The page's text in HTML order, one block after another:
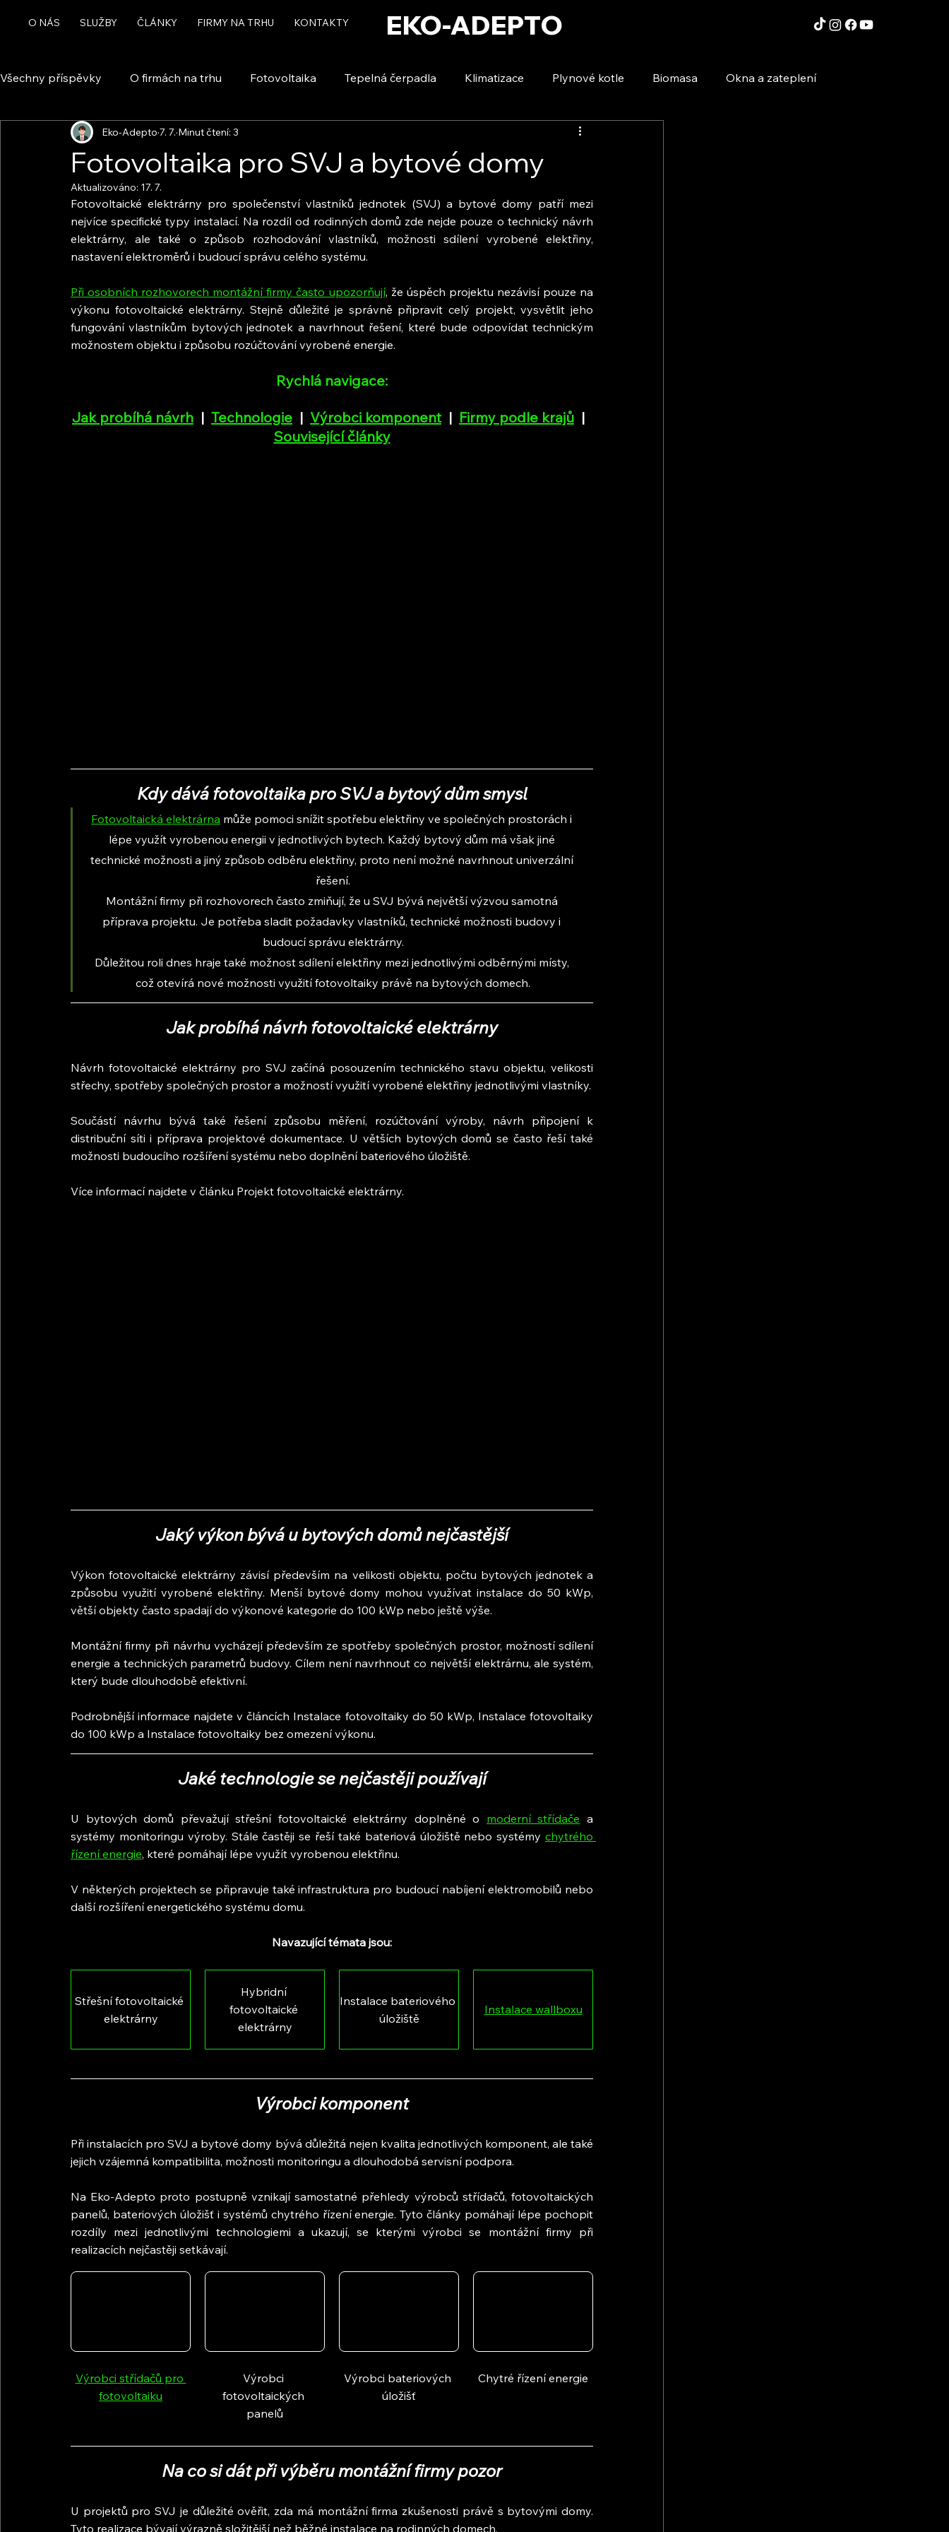
O NÁS SLUŽBY ČLÁNKY FIRMY NA TRHU KONTAKTY EKO-ADEPTO
Všechny příspěvky O firmách na trhu Fotovoltaika Tepelná čerpadla Klimatizace Plynové kotle Biomasa Okna a zateplení
Rekuperace a větrání Chytrá domácnost a automatizace Voda a úspory
Fotovoltaika pro SVJ a bytové domy
Eko-Adepto 7. 7. Minut čtení: 3
Aktualizováno: 17. 7.
Fotovoltaické elektrárny pro společenství vlastníků jednotek (SVJ) a bytové domy patří mezi
nejvíce specifické typy instalací. Na rozdíl od rodinných domů zde nejde pouze o technický návrh
elektrárny, ale také o způsob rozhodování vlastníků, možnosti sdílení vyrobené elektřiny,
nastavení elektroměrů i budoucí správu celého systému.
Při osobních rozhovorech montážní firmy často upozorňují, že úspěch projektu nezávisí pouze na
výkonu fotovoltaické elektrárny. Stejně důležité je správně připravit celý projekt, vysvětlit jeho
fungování vlastníkům bytových jednotek a navrhnout řešení, které bude odpovídat technickým
možnostem objektu i způsobu rozúčtování vyrobené energie.
Rychlá navigace:
Jak probíhá návrh
  |
Technologie
  |
Výrobci komponent
  |
Firmy podle krajů |
Související články
Kdy dává fotovoltaika pro SVJ a bytový dům smysl
Fotovoltaická elektrárna může pomoci snížit spotřebu elektřiny ve společných prostorách i
lépe využít vyrobenou energii v jednotlivých bytech. Každý bytový dům má však jiné
technické možnosti a jiný způsob odběru elektřiny, proto není možné navrhnout univerzální
řešení.
Montážní firmy při rozhovorech často zmiňují, že u SVJ bývá největší výzvou samotná
příprava projektu. Je potřeba sladit požadavky vlastníků, technické možnosti budovy i
budoucí správu elektrárny.
Důležitou roli dnes hraje také možnost sdílení elektřiny mezi jednotlivými odběrnými místy,
což otevírá nové možnosti využití fotovoltaiky právě na bytových domech.
Jak probíhá návrh fotovoltaické elektrárny
Návrh fotovoltaické elektrárny pro SVJ začíná posouzením technického stavu objektu, velikosti
střechy, spotřeby společných prostor a možností využití vyrobené elektřiny jednotlivými vlastníky.
Součástí návrhu bývá také řešení způsobu měření, rozúčtování výroby, návrh připojení k
distribuční síti i příprava projektové dokumentace. U větších bytových domů se často řeší také
možnosti budoucího rozšíření systému nebo doplnění bateriového úložiště.
Více informací najdete v článku Projekt fotovoltaické elektrárny.
Jaký výkon bývá u bytových domů nejčastější
Výkon fotovoltaické elektrárny závisí především na velikosti objektu, počtu bytových jednotek a
způsobu využití vyrobené elektřiny. Menší bytové domy mohou využívat instalace do 50 kWp,
větší objekty často spadají do výkonové kategorie do 100 kWp nebo ještě výše.
Montážní firmy při návrhu vycházejí především ze spotřeby společných prostor, možností sdílení
energie a technických parametrů budovy. Cílem není navrhnout co největší elektrárnu, ale systém,
který bude dlouhodobě efektivní.
Podrobnější informace najdete v článcích Instalace fotovoltaiky do 50 kWp, Instalace fotovoltaiky
do 100 kWp a Instalace fotovoltaiky bez omezení výkonu.
Jaké technologie se nejčastěji používají
U bytových domů převažují střešní fotovoltaické elektrárny doplněné o moderní střídače a
systémy monitoringu výroby. Stále častěji se řeší také bateriová úložiště nebo systémy chytrého
řízení energie, které pomáhají lépe využít vyrobenou elektřinu.
V některých projektech se připravuje také infrastruktura pro budoucí nabíjení elektromobilů nebo
další rozšíření energetického systému domu.
Navazující témata jsou:
Střešní fotovoltaické
elektrárny
Hybridní
fotovoltaické
elektrárny
Instalace bateriového
úložiště
Instalace wallboxu
Výrobci komponent
Při instalacích pro SVJ a bytové domy bývá důležitá nejen kvalita jednotlivých komponent, ale také
jejich vzájemná kompatibilita, možnosti monitoringu a dlouhodobá servisní podpora.
Na Eko-Adepto proto postupně vznikají samostatné přehledy výrobců střídačů, fotovoltaických
panelů, bateriových úložišť i systémů chytrého řízení energie. Tyto články pomáhají lépe pochopit
rozdíly mezi jednotlivými technologiemi a ukazují, se kterými výrobci se montážní firmy při
realizacích nejčastěji setkávají.
Výrobci střídačů pro
fotovoltaiku
Výrobci
fotovoltaických
panelů
Výrobci bateriových
úložišť
Chytré řízení energie
Na co si dát při výběru montážní firmy pozor
U projektů pro SVJ je důležité ověřit, zda má montážní firma zkušenosti právě s bytovými domy.
Tyto realizace bývají výrazně složitější než běžné instalace na rodinných domech.